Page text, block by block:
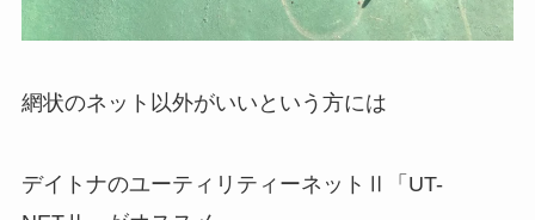
網状のネット以外がいいという方には
デイトナのユーティリティーネットⅡ「UT-